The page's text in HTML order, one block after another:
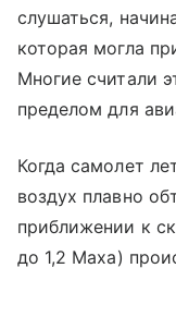
слушаться,
которая могла
Многие считали
пределом для
Когда самолет
воздух плавно
приближении к
до 1,2 Маха)